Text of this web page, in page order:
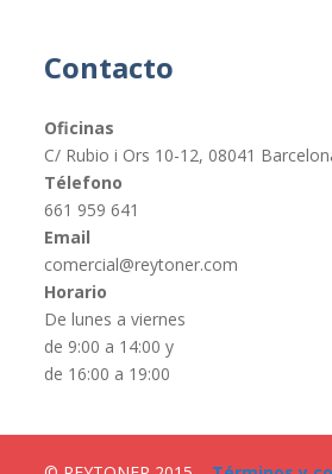
Contacto
Oficinas
C/ Rubio i Ors 10-12, 08041
Télefono
661 959 641
Email
comercial@reytoner.com
Horario
De lunes a viernes
de 9:00 a 14:00 y
de 16:00 a 19:00